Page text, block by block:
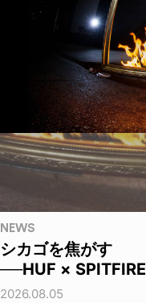
NEWS
シカゴを焦がす
──HUF × SPITFIRE
2026.08.05